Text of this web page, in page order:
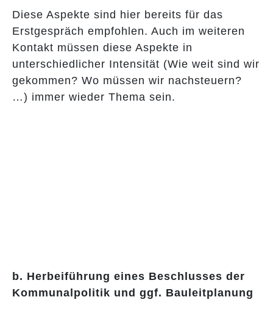
Diese Aspekte sind hier bereits für das
Erstgespräch empfohlen. Auch im weiteren
Kontakt müssen diese Aspekte in
unterschiedlicher Intensität (Wie weit sind wir
gekommen? Wo müssen wir nachsteuern?
…) immer wieder Thema sein.
b. Herbeiführung eines Beschlusses der
Kommunalpolitik und ggf. Bauleitplanung